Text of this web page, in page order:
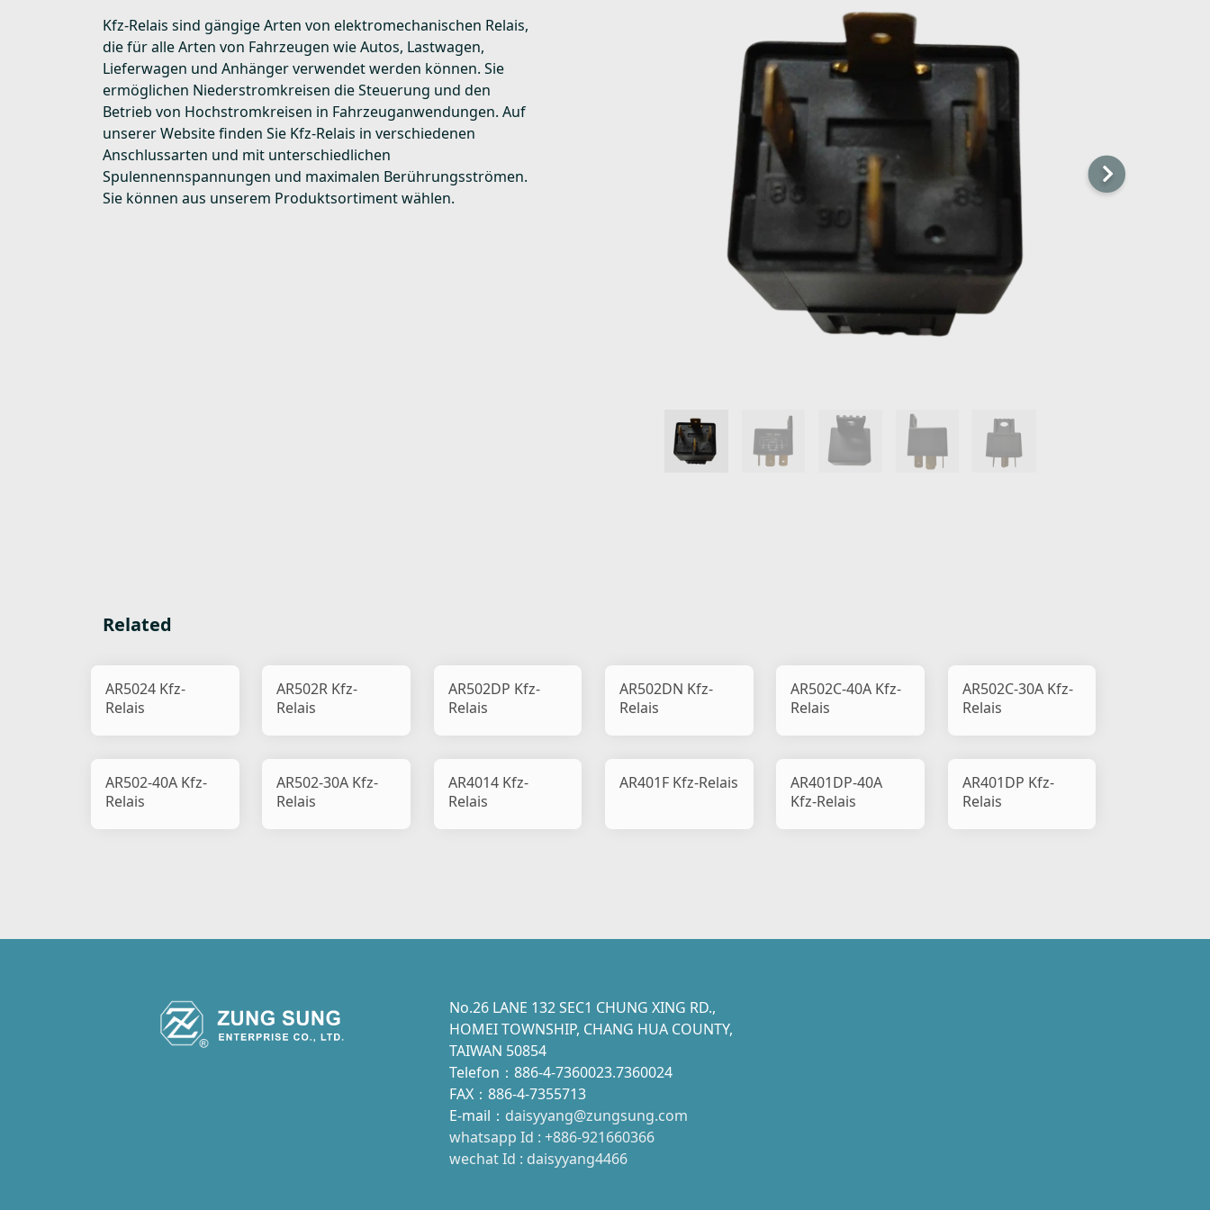
Kfz-Relais sind gängige Arten von elektromechanischen Relais,
die für alle Arten von Fahrzeugen wie Autos, Lastwagen,
Lieferwagen und Anhänger verwendet werden können. Sie
ermöglichen Niederstromkreisen die Steuerung und den
Betrieb von Hochstromkreisen in Fahrzeuganwendungen. Auf
unserer Website finden Sie Kfz-Relais in verschiedenen
Anschlussarten und mit unterschiedlichen
Spulennennspannungen und maximalen Berührungsströmen.
Sie können aus unserem Produktsortiment wählen.
Related
AR5024 Kfz-
Relais
AR502R Kfz-
Relais
AR502DP Kfz-
Relais
AR502DN Kfz-
Relais
AR502C-40A Kfz-
Relais
AR502C-30A Kfz-
Relais
AR502-40A Kfz-
Relais
AR502-30A Kfz-
Relais
AR4014 Kfz-
Relais
AR401F Kfz-Relais
AR401DP-40A
Kfz-Relais
AR401DP Kfz-
Relais
No.26 LANE 132 SEC1 CHUNG XING RD.,
HOMEI TOWNSHIP, CHANG HUA COUNTY,
TAIWAN 50854
Telefon：886-4-7360023.7360024
FAX：886-4-7355713
E-mail： daisyyang@zungsung.com
whatsapp Id : +886-921660366
wechat Id : daisyyang4466